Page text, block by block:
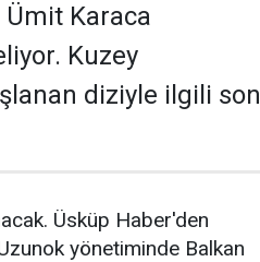
Karaca
Kuzey
diziyle ilgili son
Üsküp Haber'den
yönetiminde Balkan